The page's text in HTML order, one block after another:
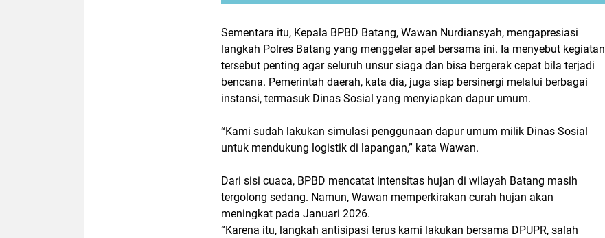
Sementara itu, Kepala BPBD Batang, Wawan Nurdiansyah, mengapresiasi
langkah Polres Batang yang menggelar apel bersama ini. Ia menyebut kegiatan
tersebut penting agar seluruh unsur siaga dan bisa bergerak cepat bila terjadi
bencana. Pemerintah daerah, kata dia, juga siap bersinergi melalui berbagai
instansi, termasuk Dinas Sosial yang menyiapkan dapur umum.
“Kami sudah lakukan simulasi penggunaan dapur umum milik Dinas Sosial
untuk mendukung logistik di lapangan,” kata Wawan.
Dari sisi cuaca, BPBD mencatat intensitas hujan di wilayah Batang masih
tergolong sedang. Namun, Wawan memperkirakan curah hujan akan
meningkat pada Januari 2026.
“Karena itu, langkah antisipasi terus kami lakukan bersama DPUPR, salah